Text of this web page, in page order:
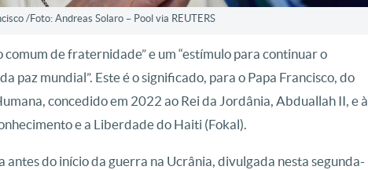
/Foto: Andreas Solaro – Pool via REUTERS
comum de fraternidade” e um “estímulo para continuar o
paz mundial”. Este é o significado, para o Papa Francisco, do
concedido em 2022 ao Rei da Jordânia, Abduallah II, e à
e a Liberdade do Haiti (Fokal).
antes do início da guerra na Ucrânia, divulgada nesta segunda-